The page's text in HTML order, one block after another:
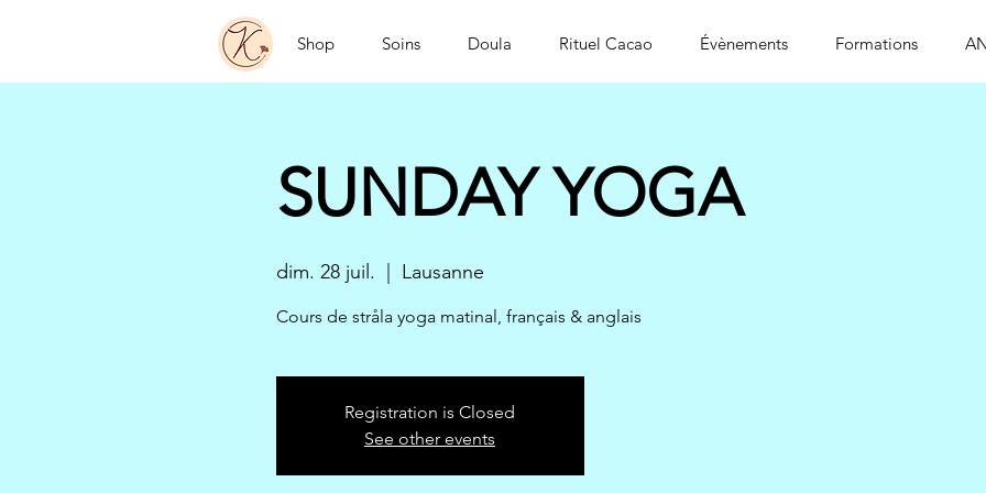
Shop Soins Doula Rituel Cacao Évènements Formations
SUNDAY YOGA
dim. 28 juil. Lausanne
Cours de stråla yoga matinal, français & anglais
Registration is Closed
See other events